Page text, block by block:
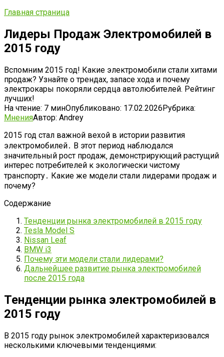
Главная страница
Лидеры Продаж Электромобилей в
2015 году
Вспомним 2015 год! Какие электромобили стали хитами
продаж? Узнайте о трендах, запасе хода и почему
электрокары покоряли сердца автолюбителей. Рейтинг
лучших!
На чтение: 7 минОпубликовано: 17.02.2026Рубрика:
МненияАвтор: Andrey
2015 год стал важной вехой в истории развития
электромобилей․ В этот период наблюдался
значительный рост продаж‚ демонстрирующий растущий
интерес потребителей к экологически чистому
транспорту․ Какие же модели стали лидерами продаж и
почему?
Содержание
Тенденции рынка электромобилей в 2015 году
Tesla Model S
Nissan Leaf
BMW i3
Почему эти модели стали лидерами?
Дальнейшее развитие рынка электромобилей
после 2015 года
Тенденции рынка электромобилей в
2015 году
В 2015 году рынок электромобилей характеризовался
несколькими ключевыми тенденциями: